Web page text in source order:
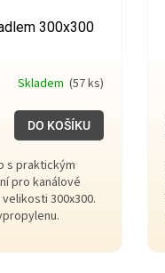
300x300
Skladem (57 ks)
DO KOŠÍKU
s praktickým
pro kanálové
300x300.